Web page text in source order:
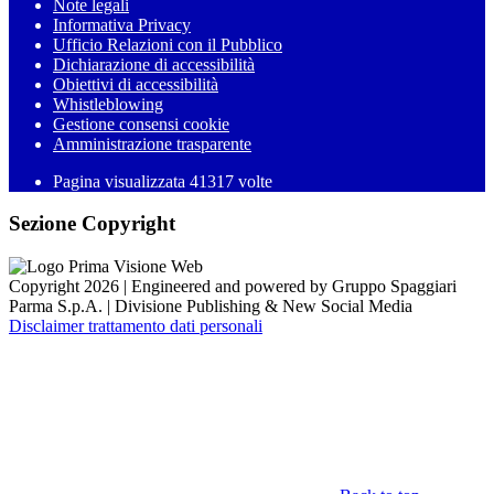
Note legali
Informativa Privacy
Ufficio Relazioni con il Pubblico
Dichiarazione di accessibilità
Obiettivi di accessibilità
Whistleblowing
Gestione consensi cookie
Amministrazione trasparente
Pagina visualizzata 41317 volte
Sezione Copyright
Copyright 2026 | Engineered and powered by Gruppo Spaggiari
Parma S.p.A. | Divisione Publishing & New Social Media
Disclaimer trattamento dati personali